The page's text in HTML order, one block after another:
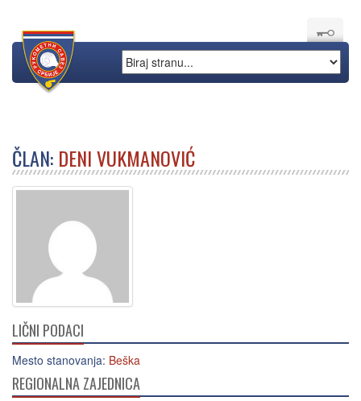
ČLAN: DENI VUKMANOVIĆ
LIČNI PODACI
Mesto stanovanja: Beška
REGIONALNA ZAJEDNICA